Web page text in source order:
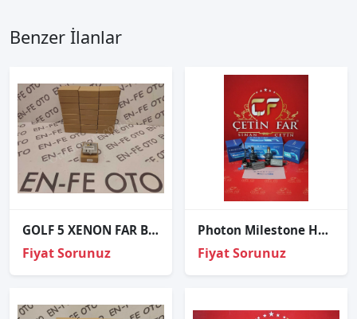
Benzer İlanlar
GOLF 5 XENON FAR BEYNİ 1T0907391 1307329069
Fiyat Sorunuz
Photon Milestone H4 Led Xenon Commender Edition
Fiyat Sorunuz